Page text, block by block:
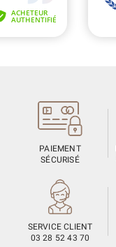
PAIEMENT
SÉCURISÉ
SERVICE CLIENT
03 28 52 43 70